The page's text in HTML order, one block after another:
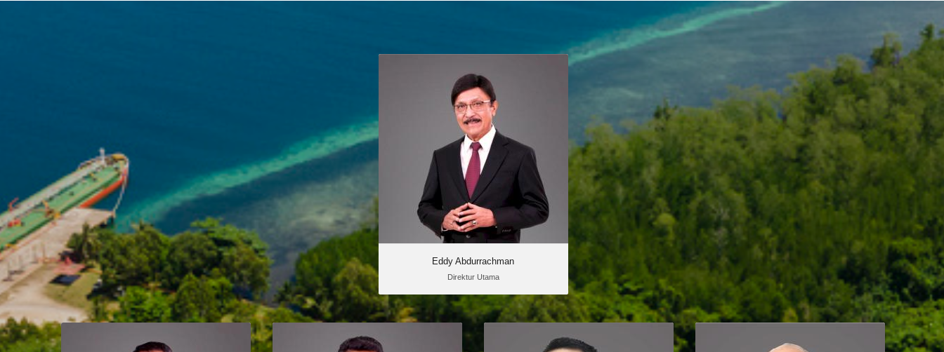
Eddy Abdurrachman
Direktur Utama
Eddy Abdurrachman
Direktur Utama
Eddy Abdurrachman Dilantik
sebagai Direktur Utama
Badan Pengelola Dana
Perkebunan Kelapa Sawit
(BPDPKS) oleh Menteri Keuangan Sri
Mulyani Indrawati pada 2 Maret 2020.
Lahir di Jakarta pada 17 September 1952.
Zaid Burhan Ibrahim Kabul Wijayanto
Normansyah Hidayat
Mohammad Alfansyah